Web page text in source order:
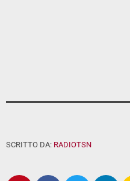
SCRITTO DA: RADIOTSN